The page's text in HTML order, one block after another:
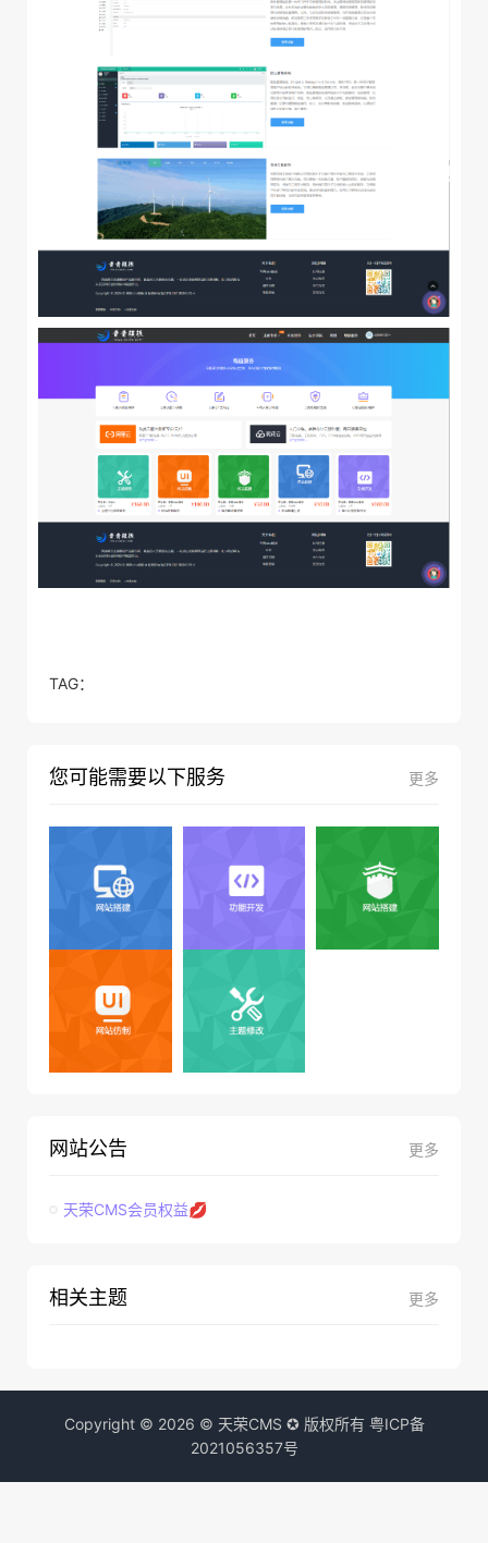
TAG：
更多
您可能需要以下服务
更多
网站公告
天荣CMS会员权益💋
更多
相关主题
Copyright © 2026 © 天荣CMS ✪ 版权所有 粤ICP备
2021056357号